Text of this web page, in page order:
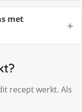
met
recept werkt. Als